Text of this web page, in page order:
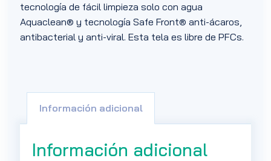
tecnología de fácil limpieza solo con agua
Aquaclean® y tecnología Safe Front® anti-ácaros,
antibacterial y anti-viral. Esta tela es libre de PFCs.
Información adicional
Información adicional